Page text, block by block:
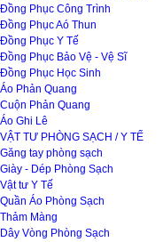
Đồng Phục Công Trình
Đồng Phục Aó Thun
Đồng Phục Y Tế
Đồng Phục Bảo Vệ - Vệ Sĩ
Đồng Phục Học Sinh
Áo Phản Quang
Cuộn Phản Quang
Áo Ghi Lê
VẬT TƯ PHÒNG SẠCH / Y TẾ
Găng tay phòng sạch
Giày - Dép Phòng Sạch
Vật tư Y Tế
Quần Áo Phòng Sạch
Thảm Màng
Dây Vòng Phòng Sạch